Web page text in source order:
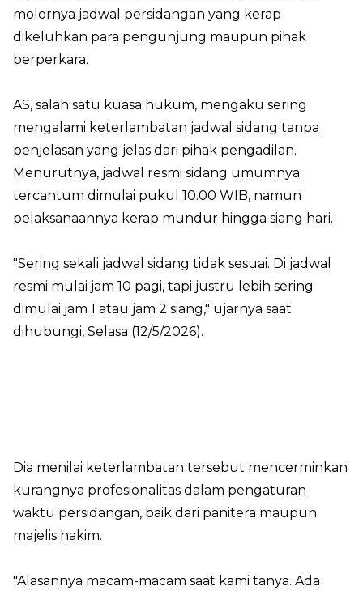
molornya jadwal persidangan yang kerap
dikeluhkan para pengunjung maupun pihak
berperkara.
AS, salah satu kuasa hukum, mengaku sering
mengalami keterlambatan jadwal sidang tanpa
penjelasan yang jelas dari pihak pengadilan.
Menurutnya, jadwal resmi sidang umumnya
tercantum dimulai pukul 10.00 WIB, namun
pelaksanaannya kerap mundur hingga siang hari.
"Sering sekali jadwal sidang tidak sesuai. Di jadwal
resmi mulai jam 10 pagi, tapi justru lebih sering
dimulai jam 1 atau jam 2 siang," ujarnya saat
dihubungi, Selasa (12/5/2026).
Dia menilai keterlambatan tersebut mencerminkan
kurangnya profesionalitas dalam pengaturan
waktu persidangan, baik dari panitera maupun
majelis hakim.
"Alasannya macam-macam saat kami tanya. Ada